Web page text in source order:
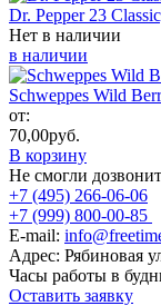
Dr. Pepper 23
Нет в наличии
в наличии
Schweppes Wild
от:
70,00руб.
В корзину
Не смогли
+7 (495) 266-06-06
+7 (999) 800-00-85
E-mail:
Адрес: Рябиновая
Часы работы в
Оставить заявку